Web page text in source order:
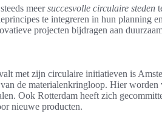
meersuccesvolle circulaire steden
te integreren in hun planning
projecten bijdragen aan
met zijn circulaire initiatieven is
de materialenkringloop. Hier worden
Ook Rotterdam heeft zich
nieuwe producten.